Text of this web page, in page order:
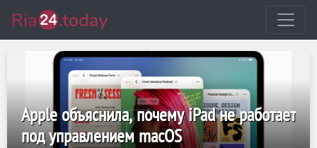
Apple объяснила, почему iPad не работает
под управлением macOS